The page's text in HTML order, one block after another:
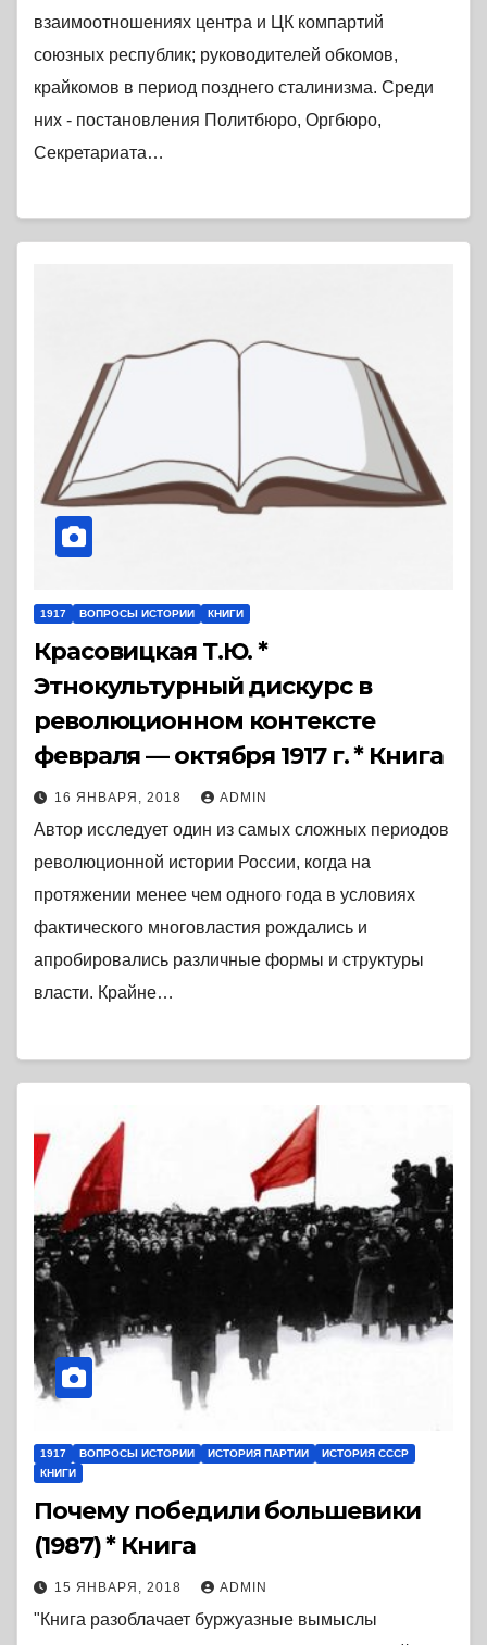
взаимоотношениях центра и ЦК компартий
союзных республик; руководителей обкомов,
крайкомов в период позднего сталинизма. Среди
них - постановления Политбюро, Оргбюро,
Секретариата…
1917 ВОПРОСЫ ИСТОРИИ КНИГИ
Красовицкая Т.Ю. *
Этнокультурный дискурс в
революционном контексте
февраля — октября 1917 г. * Книга
16 ЯНВАРЯ, 2018 ADMIN
Автор исследует один из самых сложных периодов
революционной истории России, когда на
протяжении менее чем одного года в условиях
фактического многовластия рождались и
апробировались различные формы и структуры
власти. Крайне…
1917 ВОПРОСЫ ИСТОРИИ ИСТОРИЯ ПАРТИИ
ИСТОРИЯ СССР
КНИГИ
Почему победили большевики
(1987) * Книга
15 ЯНВАРЯ, 2018 ADMIN
"Книга разоблачает буржуазные вымыслы